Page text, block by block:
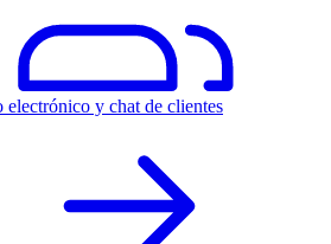
electrónico y chat de clientes